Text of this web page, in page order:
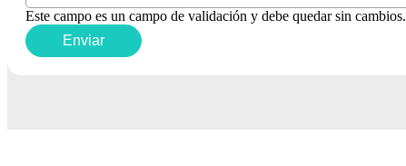
Este campo es un campo de validación y debe quedar sin cambios.